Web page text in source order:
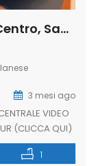
Trilocale via Filippo Turati 16, Centro, San Giuliano Milanese (Rif.SGM85)
3 mesi ago
VIDEO
(CLICCA QUI)
in posizione
paese.
1